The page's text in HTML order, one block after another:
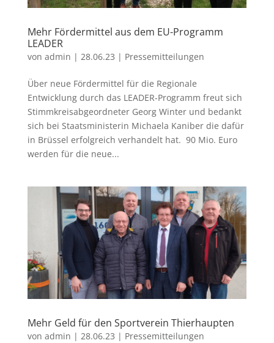
Mehr Fördermittel aus dem EU-Programm
LEADER
von admin | 28.06.23 | Pressemitteilungen
Über neue Fördermittel für die Regionale
Entwicklung durch das LEADER-Programm freut sich
Stimmkreisabgeordneter Georg Winter und bedankt
sich bei Staatsministerin Michaela Kaniber die dafür
in Brüssel erfolgreich verhandelt hat. 90 Mio. Euro
werden für die neue...
Mehr Geld für den Sportverein Thierhaupten
von admin | 28.06.23 | Pressemitteilungen